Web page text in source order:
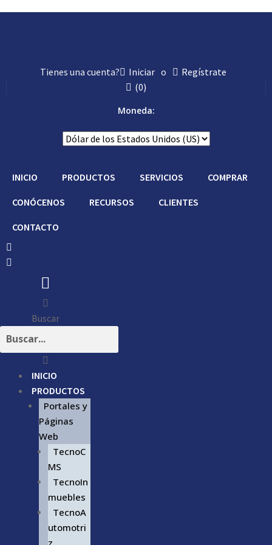
Tienes una cuenta? Iniciar o
Regístrate
(0)
Moneda:
INICIO PRODUCTOS SERVICIOS COMPRAR
CONÓCENOS RECURSOS CLIENTES
CONTACTO
Buscar
INICIO
PRODUCTOS
Portales y
Páginas
Web
TecnoC
MS
TecnoIn
muebles
TecnoA
utomotri